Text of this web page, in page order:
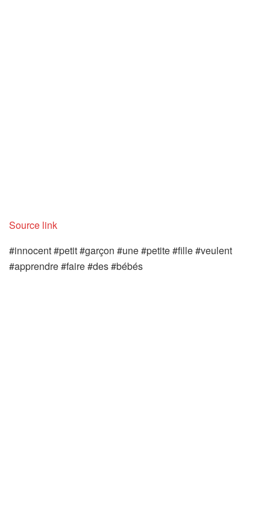
Source link
#innocent #petit #garçon #une #petite #fille #veulent
#apprendre #faire #des #bébés